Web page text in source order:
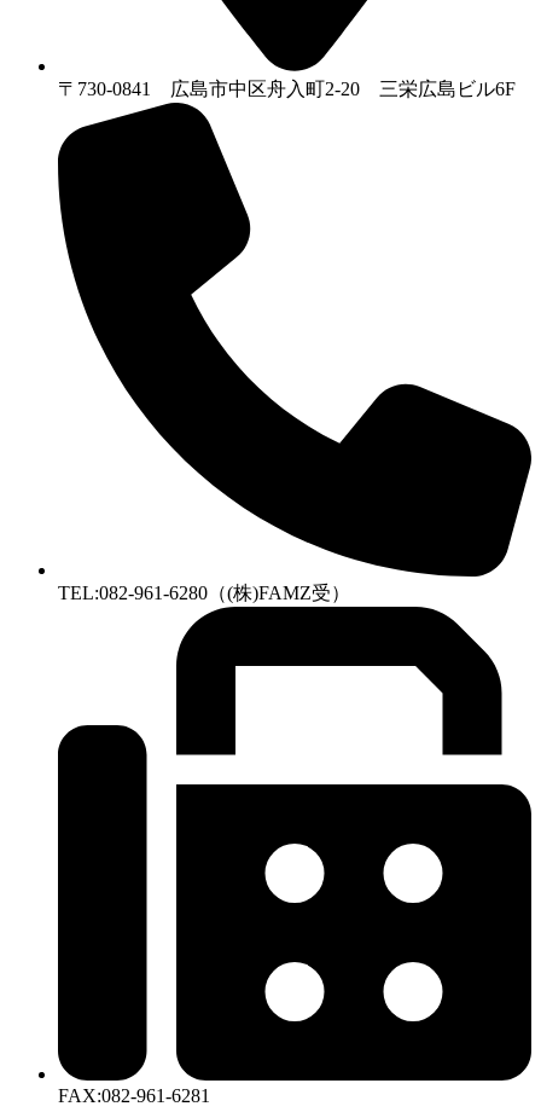
〒730-0841 広島市中区舟入町2-20 三栄広島ビル6F
TEL:082-961-6280（(株)FAMZ受）
FAX:082-961-6281